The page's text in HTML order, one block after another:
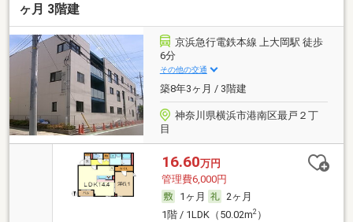
ヶ月 3階建
京浜急行電鉄本線 上大岡駅 徒歩
6分
その他の交通
築8年3ヶ月 / 3階建
神奈川県横浜市港南区最戸２丁
目
16.60万円
管理費6,000円
1ヶ月
2ヶ月
1階 / 1LDK（50.02m2）